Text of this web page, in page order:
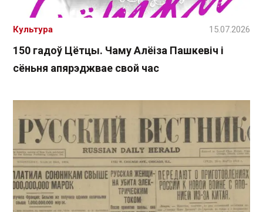
150 гадоў Цётцы. Чаму Алёіза Пашкевіч і
сёньня апярэджвае свой час
Культура 15.07.2026